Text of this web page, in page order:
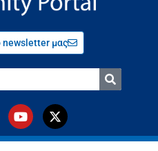
newsletter μας